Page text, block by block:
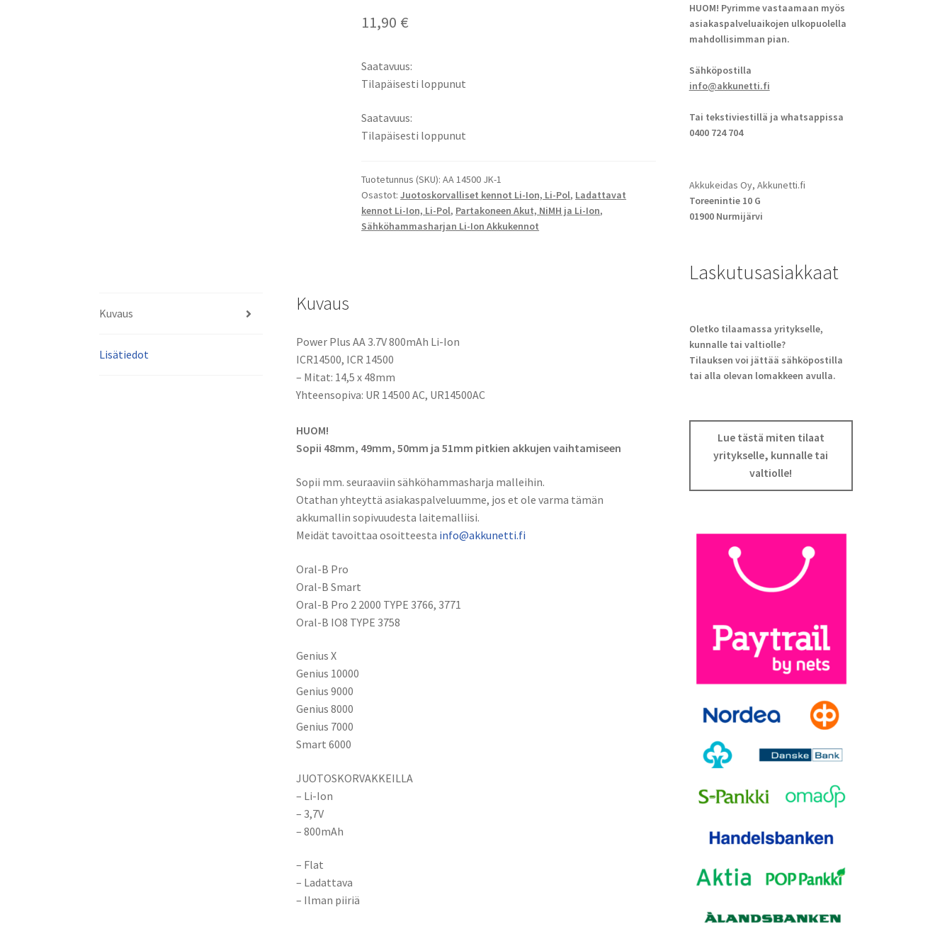
11,90 €
Saatavuus:
Tilapäisesti loppunut
Saatavuus:
Tilapäisesti loppunut
Tuotetunnus (SKU):AA 14500 JK-1
Osastot:Juotoskorvalliset kennot Li-Ion, Li-Pol, Ladattavat
kennot Li-Ion, Li-Pol, Partakoneen Akut, NiMH ja Li-Ion,
Sähköhammasharjan Li-Ion Akkukennot
Kuvaus
Lisätiedot
Kuvaus
Power Plus AA 3.7V 800mAh Li-Ion
ICR14500, ICR 14500
– Mitat: 14,5 x 48mm
Yhteensopiva: UR 14500 AC, UR14500AC
HUOM!
Sopii 48mm, 49mm, 50mm ja 51mm pitkien akkujen vaihtamiseen
Sopii mm. seuraaviin sähköhammasharja malleihin.
Otathan yhteyttä asiakaspalveluumme, jos et ole varma tämän
akkumallin sopivuudesta laitemalliisi.
Meidät tavoittaa osoitteesta info@akkunetti.fi
Oral-B Pro
Oral-B Smart
Oral-B Pro 2 2000 TYPE 3766, 3771
Oral-B IO8 TYPE 3758
Genius X
Genius 10000
Genius 9000
Genius 8000
Genius 7000
Smart 6000
JUOTOSKORVAKKEILLA
– Li-Ion
– 3,7V
– 800mAh
– Flat
– Ladattava
– Ilman piiriä
HUOM! Pyrimme vastaamaan myös
asiakaspalveluaikojen ulkopuolella
mahdollisimman pian.
Sähköpostilla
info@akkunetti.fi
Tai tekstiviestillä ja whatsappissa
0400 724 704
Akkukeidas Oy, Akkunetti.fi
Toreenintie 10 G
01900 Nurmijärvi
Laskutusasiakkaat
Oletko tilaamassa yritykselle,
kunnalle tai valtiolle?
Tilauksen voi jättää sähköpostilla
tai alla olevan lomakkeen avulla.
Lue tästä miten tilaat
yritykselle, kunnalle tai
valtiolle!